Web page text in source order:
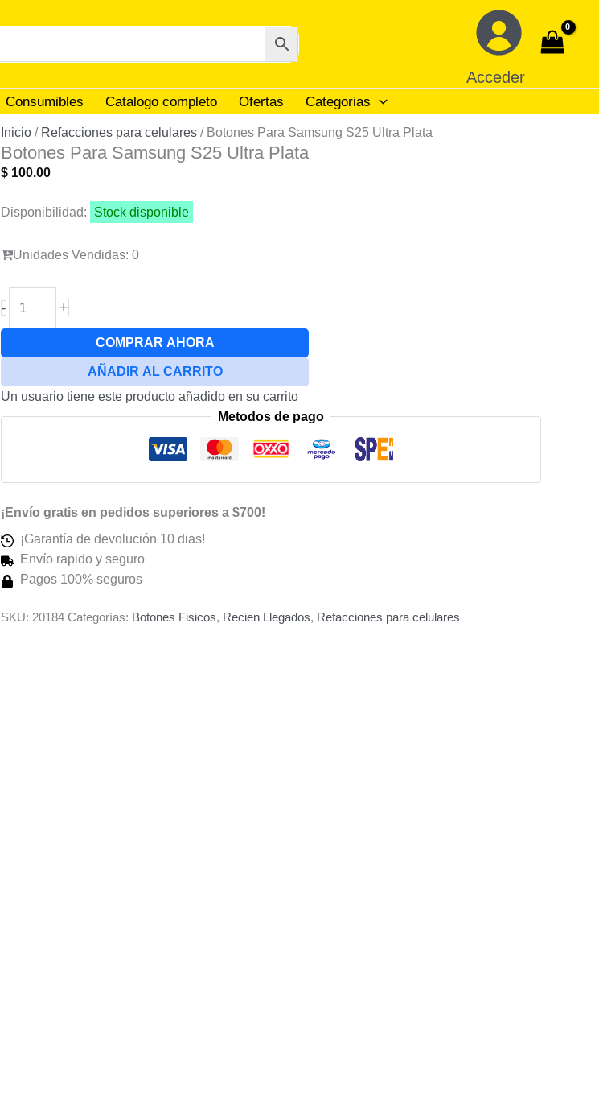
Acceder
Consumibles Catalogo completo Ofertas Categorias
Inicio / Refacciones para celulares / Botones Para Samsung S25 Ultra Plata
Botones Para Samsung S25 Ultra Plata
$ 100.00
Disponibilidad: Stock disponible
Unidades Vendidas: 0
-
Para
S25
Plata
cantidad
+
COMPRAR AHORA
AÑADIR AL CARRITO
Un usuario tiene este producto añadido en su carrito
Metodos de pago
¡Envío gratis en pedidos superiores a $700!
¡Garantía de devolución 10 dias!
Envío rapido y seguro
Pagos 100% seguros
SKU: 20184 Categorías: Botones Fisicos, Recien Llegados, Refacciones para celulares